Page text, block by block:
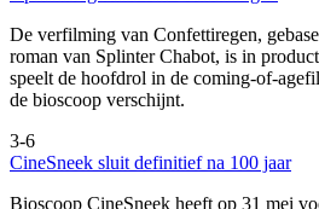
De verfilming van Confettiregen,
roman van Splinter Chabot, is in
speelt de hoofdrol in de coming-of-
de bioscoop verschijnt.
3-6
CineSneek sluit definitief na 100 jaar
Bioscoop CineSneek heeft op 31 mei